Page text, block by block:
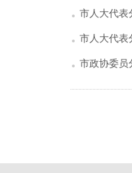
市人大代表
市人大代表
市政协委员